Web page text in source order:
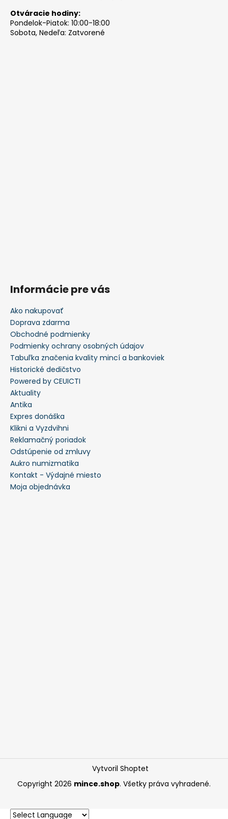
Otváracie hodiny:
Pondelok-Piatok: 10:00-18:00
Sobota, Nedeľa: Zatvorené
Informácie pre vás
Ako nakupovať
Doprava zdarma
Obchodné podmienky
Podmienky ochrany osobných údajov
Tabuľka značenia kvality mincí a bankoviek
Historické dedičstvo
Powered by CEUICTI
Aktuality
Antika
Expres donáška
Klikni a Vyzdvihni
Reklamačný poriadok
Odstúpenie od zmluvy
Aukro numizmatika
Kontakt - Výdajné miesto
Moja objednávka
Vytvoril Shoptet
Copyright 2026 mince.shop. Všetky práva vyhradené.